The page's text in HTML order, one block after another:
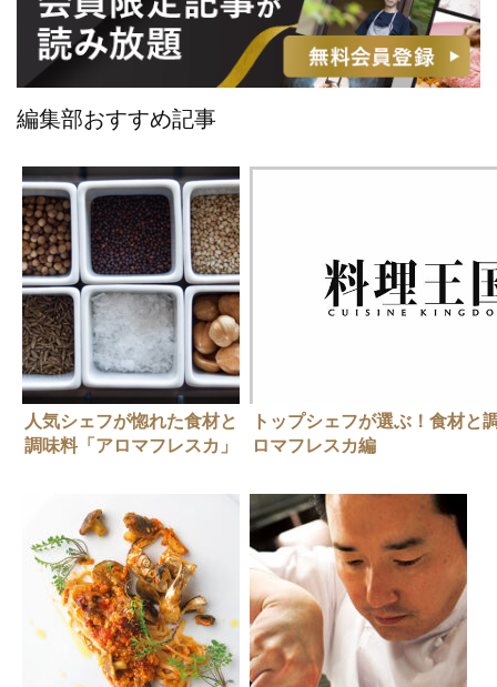
編集部おすすめ記事
人気シェフが惚れた食材と
調味料「アロマフレスカ」
トップシェフが選ぶ！食材と
ロマフレスカ編